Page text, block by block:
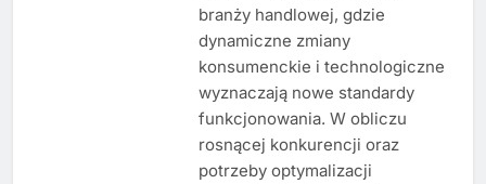
branży handlowej, gdzie
dynamiczne zmiany
konsumenckie i technologiczne
wyznaczają nowe standardy
funkcjonowania. W obliczu
rosnącej konkurencji oraz
potrzeby optymalizacji